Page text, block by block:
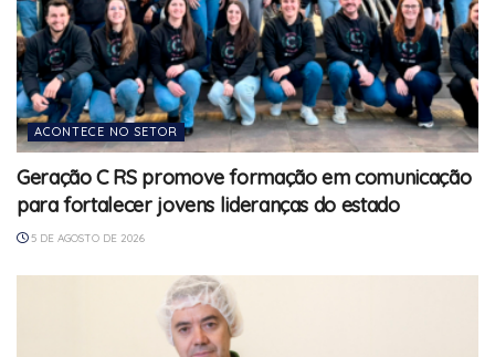
ACONTECE NO SETOR
Geração C RS promove formação em comunicação
para fortalecer jovens lideranças do estado
5 DE AGOSTO DE 2026